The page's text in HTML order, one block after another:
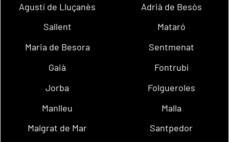
Agustí de Lluçanès
Adrià de Besòs
Sallent
Mataró
Maria de Besora
Sentmenat
Gaià
Fontrubí
Jorba
Folgueroles
Manlleu
Malla
Malgrat de Mar
Santpedor